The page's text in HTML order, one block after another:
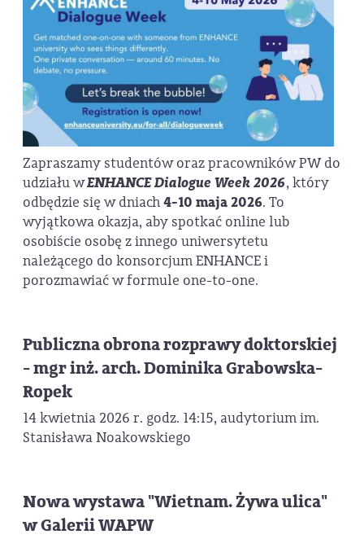
Zapraszamy studentów oraz pracowników PW do
udziału wENHANCE Dialogue Week 2026, który
odbędzie się w dniach4-10 maja 2026. To
wyjątkowa okazja, aby spotkać online lub
osobiście osobę z innego uniwersytetu
należącego do konsorcjum ENHANCE i
porozmawiać w formule one-to-one.
Publiczna obrona rozprawy doktorskiej
- mgr inż. arch. Dominika Grabowska-
Ropek
14 kwietnia 2026 r. godz. 14:15, audytorium im.
Stanisława Noakowskiego
Nowa wystawa "Wietnam. Żywa ulica"
w Galerii WAPW